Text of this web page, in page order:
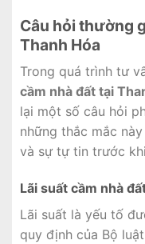
Câu hỏi thường
Thanh Hóa
Trong quá trình tư
cầm nhà đất tại
lại một số câu hỏi
những thắc mắc
và sự tự tin trước
Lãi suất cầm nhà
Lãi suất là yếu tố
quy định của Bộ